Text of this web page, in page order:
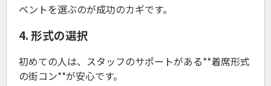
ベントを選ぶのが成功のカギです。
4. 形式の選択
初めての人は、スタッフのサポートがある**着席形式
の街コン**が安心です。